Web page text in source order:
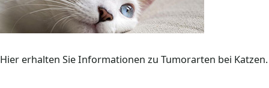
Hier erhalten Sie Informationen zu Tumorarten bei Katzen.